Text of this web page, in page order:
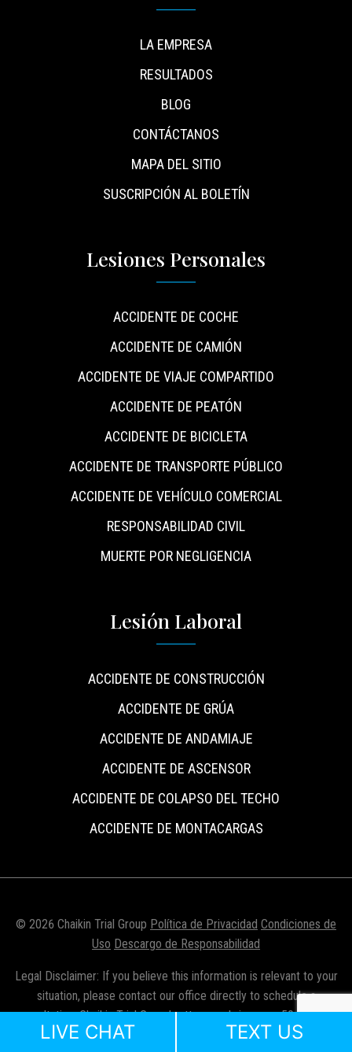
LA EMPRESA
RESULTADOS
BLOG
CONTÁCTANOS
MAPA DEL SITIO
SUSCRIPCIÓN AL BOLETÍN
Lesiones Personales
ACCIDENTE DE COCHE
ACCIDENTE DE CAMIÓN
ACCIDENTE DE VIAJE COMPARTIDO
ACCIDENTE DE PEATÓN
ACCIDENTE DE BICICLETA
ACCIDENTE DE TRANSPORTE PÚBLICO
ACCIDENTE DE VEHÍCULO COMERCIAL
RESPONSABILIDAD CIVIL
MUERTE POR NEGLIGENCIA
Lesión Laboral
ACCIDENTE DE CONSTRUCCIÓN
ACCIDENTE DE GRÚA
ACCIDENTE DE ANDAMIAJE
ACCIDENTE DE ASCENSOR
ACCIDENTE DE COLAPSO DEL TECHO
ACCIDENTE DE MONTACARGAS
© 2026 Chaikin Trial Group Política de Privacidad Condiciones de
Uso Descargo de Responsabilidad
Legal Disclaimer: If you believe this information is relevant to your
situation, please contact our office directly to schedule a
consultation. Chaikin Trial Group’s attorneys bring over 50 years of
combined legal experience, representing clients throughout New
LIVE CHAT TEXT US